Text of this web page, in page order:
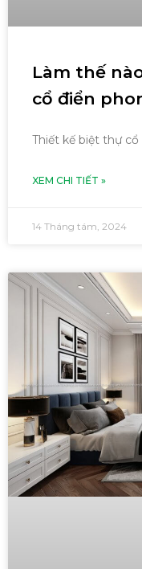
Làm thế
cổ điển
Thiết kế biệt thự cổ
XEM CHI TIẾT »
14 Tháng tám, 2024